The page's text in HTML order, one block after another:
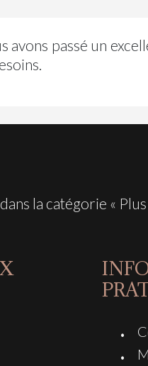
avons passé un
la catégorie «